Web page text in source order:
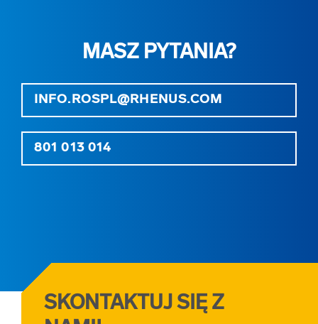
MASZ PYTANIA?
INFO.ROSPL@RHENUS.COM
801 013 014
SKONTAKTUJ SIĘ Z